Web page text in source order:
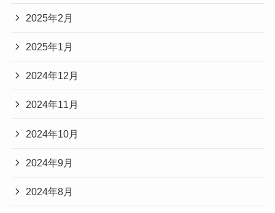
2025年2月
2025年1月
2024年12月
2024年11月
2024年10月
2024年9月
2024年8月